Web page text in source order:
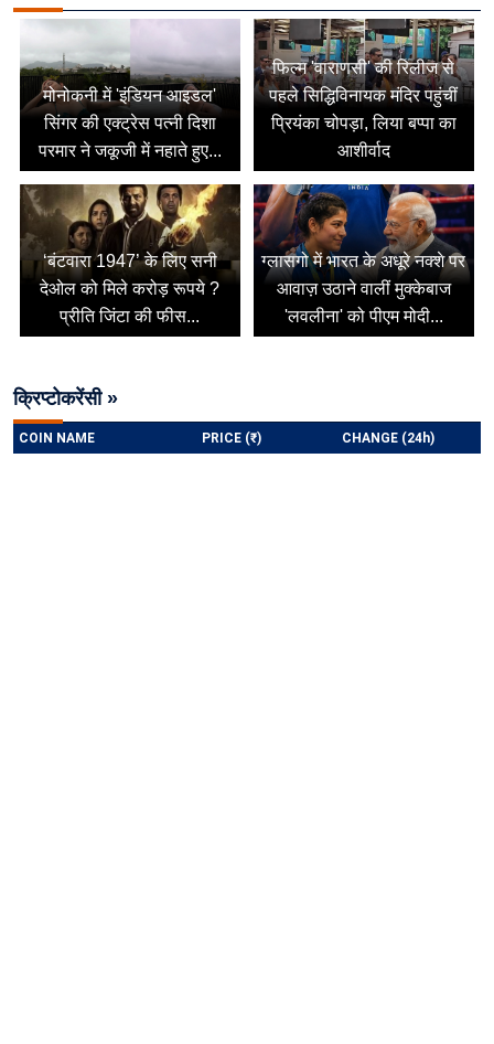
मोनोकनी में 'इंडियन आइडल'
सिंगर की एक्ट्रेस पत्नी दिशा
परमार ने जकूजी में नहाते हुए...
फिल्म 'वाराणसी' की रिलीज से
पहले सिद्धिविनायक मंदिर पहुंचीं
प्रियंका चोपड़ा, लिया बप्पा का
आशीर्वाद
‘बंटवारा 1947’ के लिए सनी
देओल को मिले करोड़ रूपये ?
प्रीति जिंटा की फीस...
ग्लासगो में भारत के अधूरे नक्शे पर
आवाज़ उठाने वालीं मुक्केबाज
'लवलीना' को पीएम मोदी...
क्रिप्टोकरेंसी »